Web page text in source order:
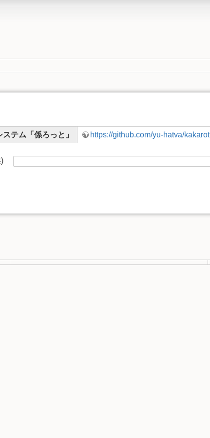
テム「係ろっと」 https://github.com/yu-hatva/kakarot
)